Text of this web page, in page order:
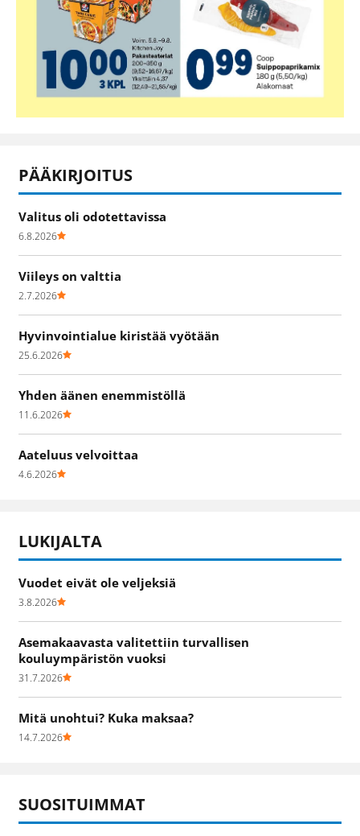
PÄÄKIRJOITUS
Valitus oli odotettavissa
6.8.2026
Viileys on valttia
2.7.2026
Hyvinvointialue kiristää vyötään
25.6.2026
Yhden äänen enemmistöllä
11.6.2026
Aateluus velvoittaa
4.6.2026
LUKIJALTA
Vuodet eivät ole veljeksiä
3.8.2026
Asemakaavasta valitettiin turvallisen
kouluympäristön vuoksi
31.7.2026
Mitä unohtui? Kuka maksaa?
14.7.2026
SUOSITUIMMAT